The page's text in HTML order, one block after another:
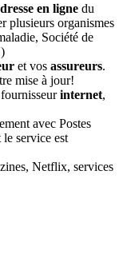
en ligne du
plusieurs organismes
Société de
et vos assureurs.
mise à jour!
internet,
avec Postes
le service est
Netflix, services